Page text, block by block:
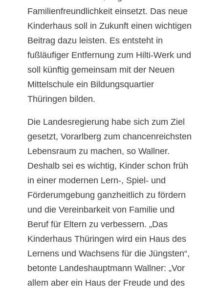
Familienfreundlichkeit einsetzt. Das neue
Kinderhaus soll in Zukunft einen wichtigen
Beitrag dazu leisten. Es entsteht in
fußläufiger Entfernung zum Hilti-Werk und
soll künftig gemeinsam mit der Neuen
Mittelschule ein Bildungsquartier
Thüringen bilden.
Die Landesregierung habe sich zum Ziel
gesetzt, Vorarlberg zum chancenreichsten
Lebensraum zu machen, so Wallner.
Deshalb sei es wichtig, Kinder schon früh
in einer modernen Lern-, Spiel- und
Förderumgebung ganzheitlich zu fördern
und die Vereinbarkeit von Familie und
Beruf für Eltern zu verbessern. „Das
Kinderhaus Thüringen wird ein Haus des
Lernens und Wachsens für die Jüngsten“,
betonte Landeshauptmann Wallner: „Vor
allem aber ein Haus der Freude und des